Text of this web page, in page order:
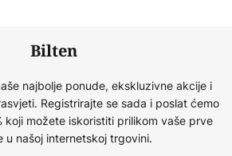
Bilten
najbolje ponude, ekskluzivne akcije i
Registrirajte se sada i poslat ćemo
koji možete iskoristiti prilikom vaše prve
u našoj internetskoj trgovini.